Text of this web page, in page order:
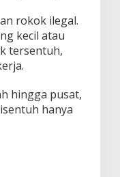
rokok ilegal.
kecil atau
tersentuh,
hingga pusat,
hanya